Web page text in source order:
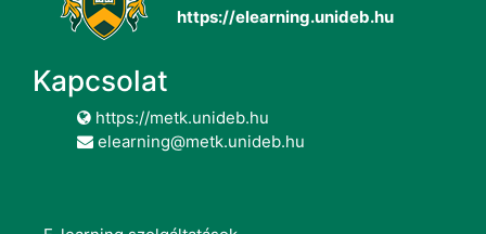
https://elearning.unideb.hu
Kapcsolat
https://metk.unideb.hu
elearning@metk.unideb.hu